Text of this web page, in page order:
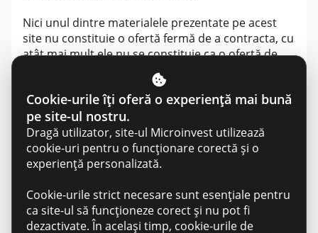
Nici unul dintre materialele prezentate pe acest
site nu constituie o ofertă fermă de a contracta, cu
atât mai mult ele nu se constituie ca o ofertă de
vânzare-cumpărare a vreunui instrument financiar
Orice încercare de orice natură de modificare a
imaginii și informațiilor din prezentul site, cu
excepția detinatorului său legal – OCN Microinvest
SRL, dă dreptul unilateral și neechivoc ca OCN
sale de a se adresa instanțelor legal competente
pentru sancționarea acestui fapt.Orice persoană
care viziteaza site-ul www.microinvest.md și care
Cookie-urile îți oferă o experiență mai bună
pe site-ul nostru.
Dragă utilizator, site-ul Microinvest utilizează
cookie-uri pentru o funcționare corectă și o
experiență personalizată.
Cookie-urile strict necesare sunt esențiale pentru
ca site-ul să funcționeze corect și nu pot fi
dezactivate. În același timp, cookie-urile de